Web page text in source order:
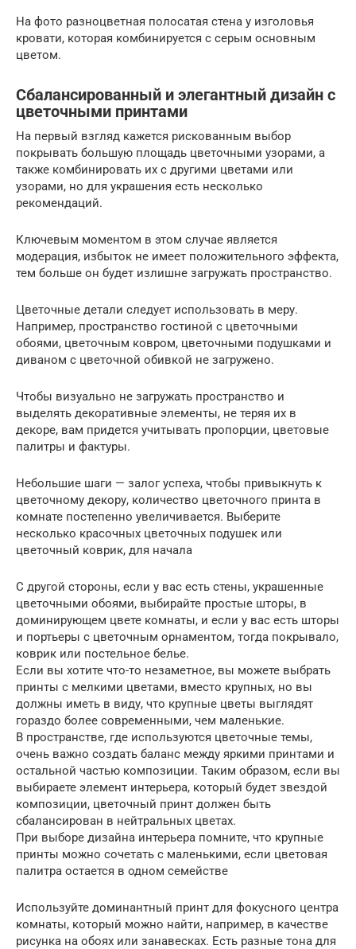
На фото разноцветная полосатая стена у изголовья
кровати, которая комбинируется с серым основным
цветом.
Сбалансированный и элегантный дизайн с
цветочными принтами
На первый взгляд кажется рискованным выбор
покрывать большую площадь цветочными узорами, а
также комбинировать их с другими цветами или
узорами, но для украшения есть несколько
рекомендаций.
Ключевым моментом в этом случае является
модерация, избыток не имеет положительного эффекта,
тем больше он будет излишне загружать пространство.
Цветочные детали следует использовать в меру.
Например, пространство гостиной с цветочными
обоями, цветочным ковром, цветочными подушками и
диваном с цветочной обивкой не загружено.
Чтобы визуально не загружать пространство и
выделять декоративные элементы, не теряя их в
декоре, вам придется учитывать пропорции, цветовые
палитры и фактуры.
Небольшие шаги — залог успеха, чтобы привыкнуть к
цветочному декору, количество цветочного принта в
комнате постепенно увеличивается. Выберите
несколько красочных цветочных подушек или
цветочный коврик, для начала
С другой стороны, если у вас есть стены, украшенные
цветочными обоями, выбирайте простые шторы, в
доминирующем цвете комнаты, и если у вас есть шторы
и портьеры с цветочным орнаментом, тогда покрывало,
коврик или постельное белье.
Если вы хотите что-то незаметное, вы можете выбрать
принты с мелкими цветами, вместо крупных, но вы
должны иметь в виду, что крупные цветы выглядят
гораздо более современными, чем маленькие.
В пространстве, где используются цветочные темы,
очень важно создать баланс между яркими принтами и
остальной частью композиции. Таким образом, если вы
выбираете элемент интерьера, который будет звездой
композиции, цветочный принт должен быть
сбалансирован в нейтральных цветах.
При выборе дизайна интерьера помните, что крупные
принты можно сочетать с маленькими, если цветовая
палитра остается в одном семействе
Используйте доминантный принт для фокусного центра
комнаты, который можно найти, например, в качестве
рисунка на обоях или занавесках. Есть разные тона для